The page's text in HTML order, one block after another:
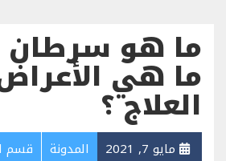
ما هو سرطان
ما هي
العلاج ؟
مايو 7, 2021 المدونة
قسم